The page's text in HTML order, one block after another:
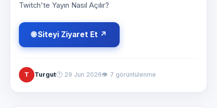
Twitch'te Yayın Nasıl Açılır?
🌐 Siteyi Ziyaret Et ↗
T Turgut🕐 29 Jun 2026👁 7 görüntülenme